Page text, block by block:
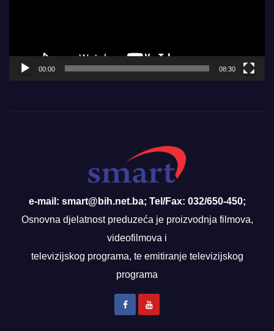
00:00 08:30
e-mail: smart@bih.net.ba; Tel/Fax: 032/650-450;
Osnovna djelatnost preduzeća je proizvodnja filmova,
videofilmova i
televizijskog programa, te emitiranje televizijskog
programa